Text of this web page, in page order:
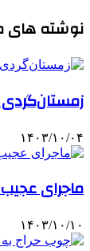
نوشته های
۱۴۰۳/۱۰/۰۴
ماجرای
۱۴۰۳/۱۰/۱۰